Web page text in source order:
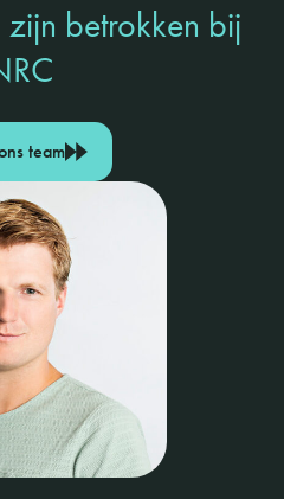
zijn betrokken bij
team